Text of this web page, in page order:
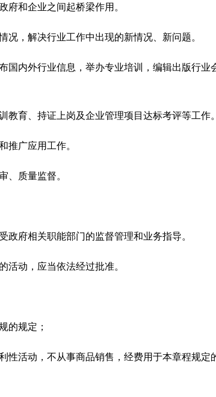
府和企业之间起桥梁作用。
况，解决行业工作中出现的新情况、新问题。
国内外行业信息，举办专业培训，编辑出版行业
教育、持证上岗及企业管理项目达标考评等工作。
推广应用工作。
、质量监督。
政府相关职能部门的监督管理和业务指导。
活动，应当依法经过批准。
的规定；
性活动，不从事商品销售，经费用于本章程规定